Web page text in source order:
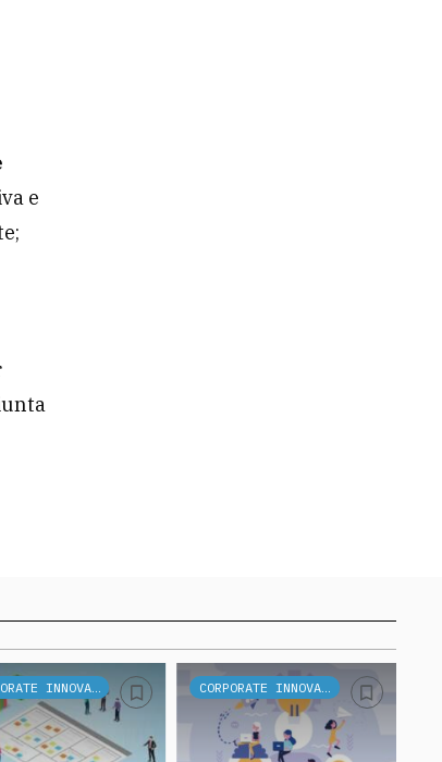
e
CORPORATE INNOVATION CORPORATE INNOVATION